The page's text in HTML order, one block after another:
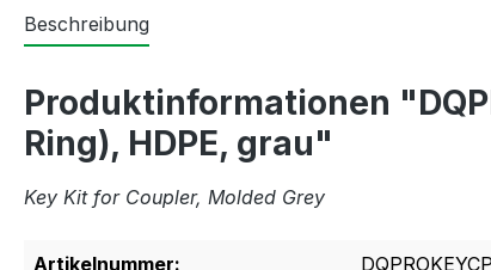
Beschreibung
Produktinformationen
Ring), HDPE, grau"
Key Kit for Coupler, Molded Grey
Artikelnummer: